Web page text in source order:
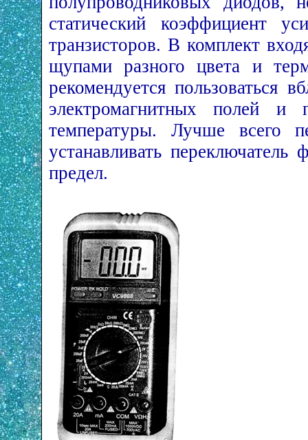
статический коэффициент
транзисторов. В комплект
щупами разного цвета и
рекомендуется пользоваться
электромагнитных полей и
температуры. Лучше всего
устанавливать
предел.